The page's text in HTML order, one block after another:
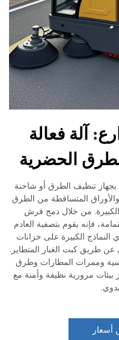
فعالة
الحضرية
الطرق أو شاحنة
المتساقطة من الطرق
من خلال دمج فرش
يقوم بتصفية العادم
الكبيرة على خزانات
كبت الغبار المتطاير.
المطارات وطرق
نظيفة وأمنة مع